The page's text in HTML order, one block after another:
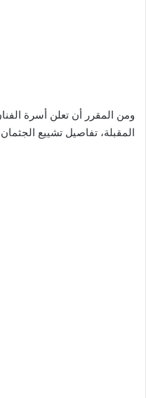
ومن المقرر أن تعلن أسرة
المقبلة، تفاصيل تشييع